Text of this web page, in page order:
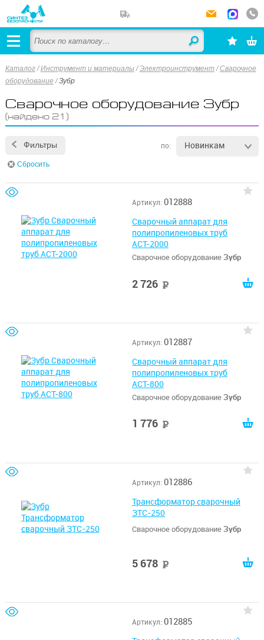
Каталог /Инструмент и материалы /Электроинструмент /Сварочное
оборудование /Зубр
Сварочное оборудование Зубр
(найдено 21)
Фильтры по: Новинкам
Сбросить
Артикул: 012888
Сварочный аппарат для
полипропиленовых труб
АСТ-2000
Сварочное оборудованиеЗубр
2 726
Артикул: 012887
Сварочный аппарат для
полипропиленовых труб
АСТ-800
Сварочное оборудованиеЗубр
1 776
Артикул: 012886
Трансформатор сварочный
ЗТС-250
Сварочное оборудованиеЗубр
5 678
Артикул: 012885